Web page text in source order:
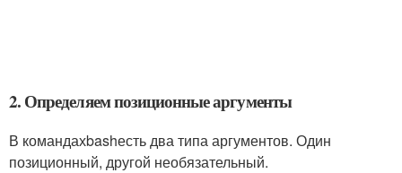
2. Определяем позиционные аргументы
В командахbashесть два типа аргументов. Один
позиционный, другой необязательный.